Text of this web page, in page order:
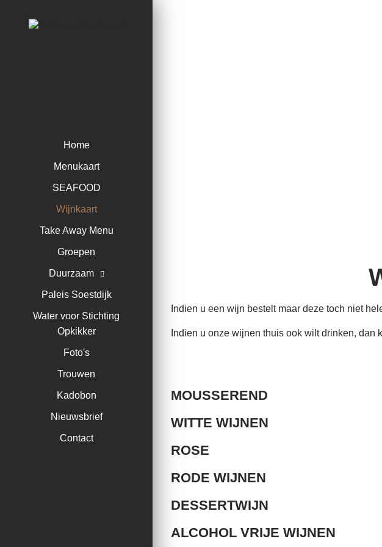
Home
Menukaart
SEAFOOD
Wijnkaart
Take Away Menu
Groepen
Duurzaam
Paleis Soestdijk
Water voor Stichting
Opkikker
Foto's
Trouwen
Kadobon
Nieuwsbrief
Contact
Indien u een wijn bestelt maar deze toch niet
Indien u onze wijnen thuis ook wilt drinken,
MOUSSEREND
WITTE WIJNEN
ROSE
RODE WIJNEN
DESSERTWIJN
ALCOHOL VRIJE WIJNEN